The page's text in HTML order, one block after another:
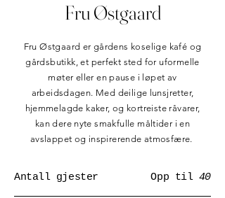
Fru Østgaard
Fru Østgaard er gårdens koselige kafé og
gårdsbutikk, et perfekt sted for uformelle
møter eller en pause i løpet av
arbeidsdagen. Med deilige lunsjretter,
hjemmelagde kaker, og kortreiste råvarer,
kan dere nyte smakfulle måltider i en
avslappet og inspirerende atmosfære.
Antall gjester Opp til 40